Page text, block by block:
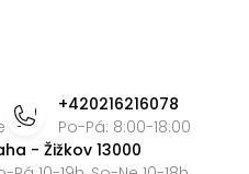
+420216216078
Po-Pá: 8:00-18:00
- Žižkov 13000